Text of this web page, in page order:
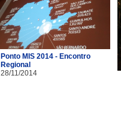
Ponto MIS 2014 - Encontro
Regional
28/11/2014